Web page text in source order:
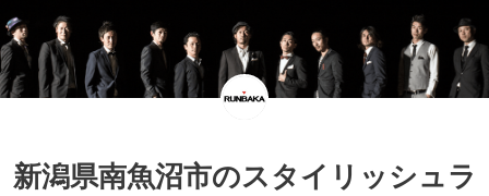
新潟県南魚沼市のスタイリッシュラ